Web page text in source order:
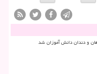
و دندان دانش آموزان شد